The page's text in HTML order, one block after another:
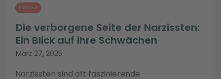
PSYCHE
Die verborgene Seite der Narzissten:
Ein Blick auf ihre Schwächen
März 27, 2025
Narzissten sind oft faszinierende